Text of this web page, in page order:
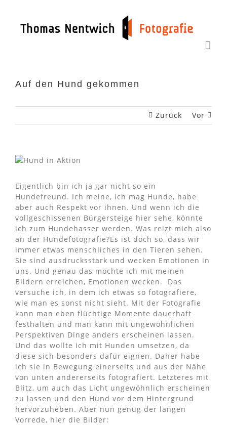
springen
Auf den Hund gekommen
Zurück Vor
Eigentlich bin ich ja gar nicht so ein
Hundefreund. Ich meine, ich mag Hunde, habe
aber auch Respekt vor ihnen. Und wenn ich die
vollgeschissenen Bürgersteige hier sehe, könnte
ich zum Hundehasser werden. Was reizt mich also
an der Hundefotografie?Es ist doch so, dass wir
immer etwas menschliches in den Tieren sehen.
Sie sind ausdrucksstark und wecken Emotionen in
uns. Und genau das möchte ich mit meinen
Bildern erreichen, Emotionen wecken. Das
versuche ich, in dem ich etwas so fotografiere,
wie man es sonst nicht sieht. Mit der Fotografie
kann man eben flüchtige Momente dauerhaft
festhalten und man kann mit ungewöhnlichen
Perspektiven Dinge anders erscheinen lassen.
Und das wollte ich mit Hunden umsetzen, da
diese sich besonders dafür eignen. Daher habe
ich sie in Bewegung einerseits und aus der Nähe
von unten andererseits fotografiert. Letzteres mit
Blitz, um auch das Licht ungewöhnlich erscheinen
zu lassen und den Hund vor dem Hintergrund
hervorzuheben. Aber nun genug der langen
Vorrede, hier die Bilder: